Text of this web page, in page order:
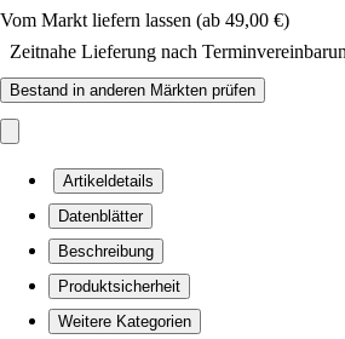
Vom Markt liefern lassen (ab 49,00 €)
Zeitnahe Lieferung nach
Bestand in anderen Märkten prüfen
Artikeldetails
Datenblätter
Beschreibung
Produktsicherheit
Weitere Kategorien